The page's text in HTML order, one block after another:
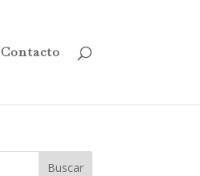
Contacto
Buscar